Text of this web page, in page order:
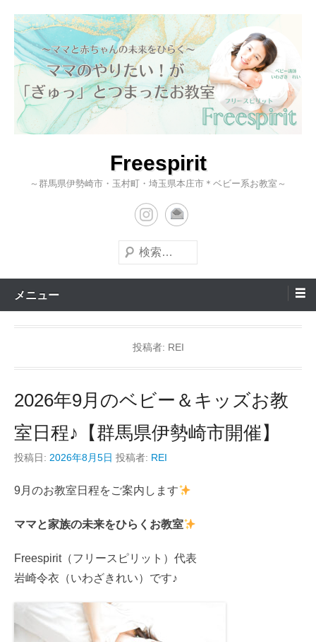
Freespirit
～群馬県伊勢崎市・玉村町・埼玉県本庄市＊ベビー系お教室～
検
索
メニュー
投稿者: REI
2026年9月のベビー＆キッズお教
室日程♪【群馬県伊勢崎市開催】
投稿日: 2026年8月5日 投稿者: REI
9月のお教室日程をご案内します
ママと家族の未来をひらくお教室
Freespirit（フリースピリット）代表
岩崎令衣（いわざきれい）です♪